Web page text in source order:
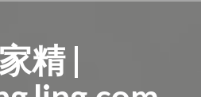
精 |